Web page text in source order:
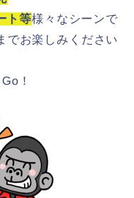
ト等様々なシーンで
でお楽しみください
！